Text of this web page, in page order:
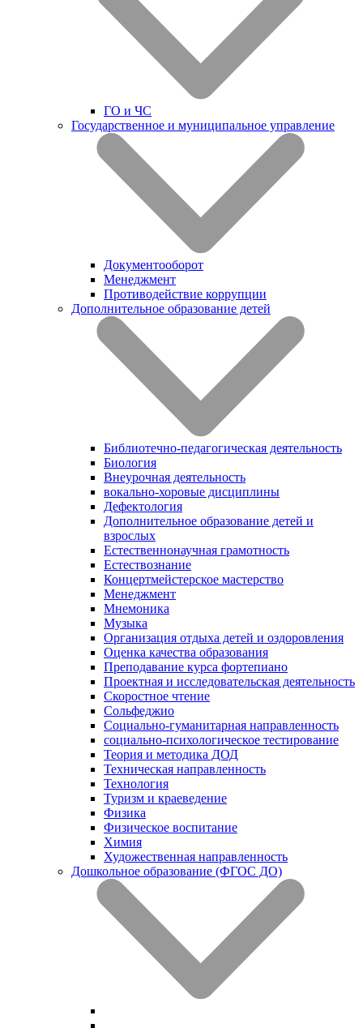
ГО и ЧС
Государственное и муниципальное управление
Документооборот
Менеджмент
Противодействие коррупции
Дополнительное образование детей
Библиотечно-педагогическая деятельность
Биология
Внеурочная деятельность
вокально-хоровые дисциплины
Дефектология
Дополнительное образование детей и
взрослых
Естественнонаучная грамотность
Естествознание
Концертмейстерское мастерство
Менеджмент
Мнемоника
Музыка
Организация отдыха детей и оздоровления
Оценка качества образования
Преподавание курса фортепиано
Проектная и исследовательская деятельность
Скоростное чтение
Сольфеджио
Социально-гуманитарная направленность
социально-психологическое тестирование
Теория и методика ДОД
Техническая направленность
Технология
Туризм и краеведение
Физика
Физическое воспитание
Химия
Художественная направленность
Дошкольное образование (ФГОС ДО)